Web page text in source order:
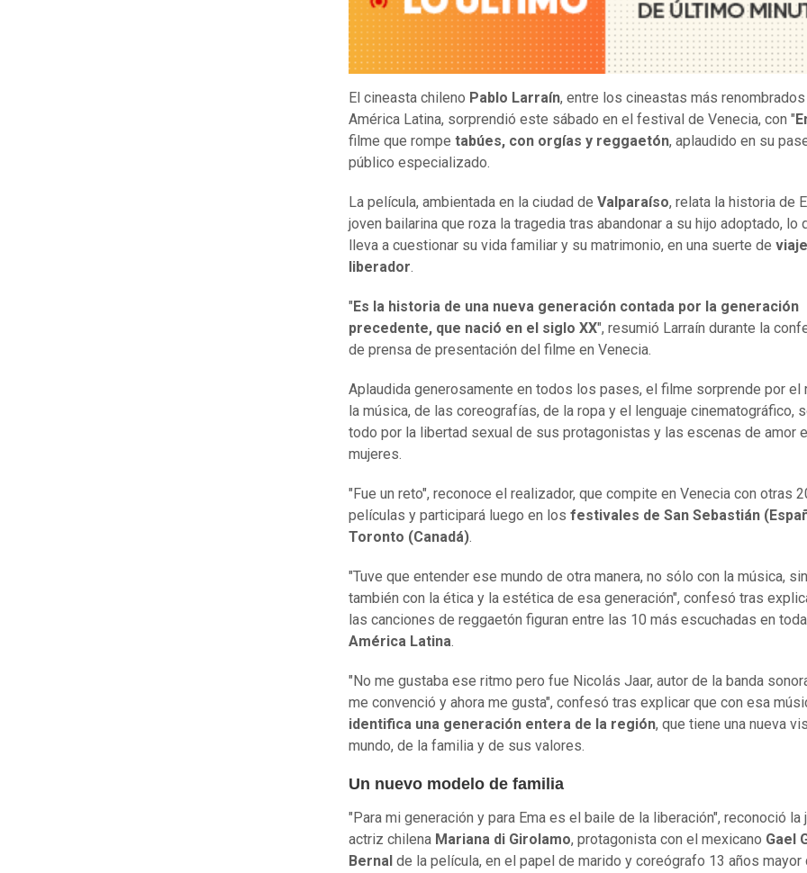
El cineasta chileno Pablo Larraín, entre los cineastas más
América Latina, sorprendió este sábado en el festival de Venecia, con "
filme que rompe tabúes, con orgías y reggaetón, aplaudido en su
público especializado.
La película, ambientada en la ciudad de Valparaíso, relata la historia de
joven bailarina que roza la tragedia tras abandonar a su hijo adoptado, lo
lleva a cuestionar su vida familiar y su matrimonio, en una suerte de viaje
liberador.
" Es la historia de una nueva generación contada por la generación
precedente, que nació en el siglo XX", resumió Larraín durante la
de prensa de presentación del filme en Venecia.
Aplaudida generosamente en todos los pases, el filme sorprende por el
la música, de las coreografías, de la ropa y el lenguaje cinematográfico,
todo por la libertad sexual de sus protagonistas y las escenas de amor
mujeres.
"Fue un reto", reconoce el realizador, que compite en Venecia con otras
películas y participará luego en los festivales de San Sebastián
Toronto (Canadá).
"Tuve que entender ese mundo de otra manera, no sólo con la música,
también con la ética y la estética de esa generación", confesó tras
las canciones de reggaetón figuran entre las 10 más escuchadas en toda
América Latina.
"No me gustaba ese ritmo pero fue Nicolás Jaar, autor de la banda
me convenció y ahora me gusta", confesó tras explicar que con esa
identifica una generación entera de la región, que tiene una nueva
mundo, de la familia y de sus valores.
Un nuevo modelo de familia
"Para mi generación y para Ema es el baile de la liberación", reconoció la
actriz chilena Mariana di Girolamo, protagonista con el mexicano Gael
Bernal de la película, en el papel de marido y coreógrafo 13 años mayor